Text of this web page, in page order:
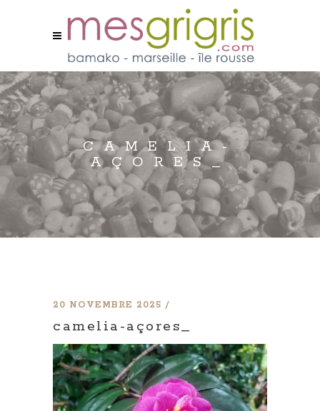
CAMELIA-
AÇORES_
20 NOVEMBRE 2025
camelia-açores_